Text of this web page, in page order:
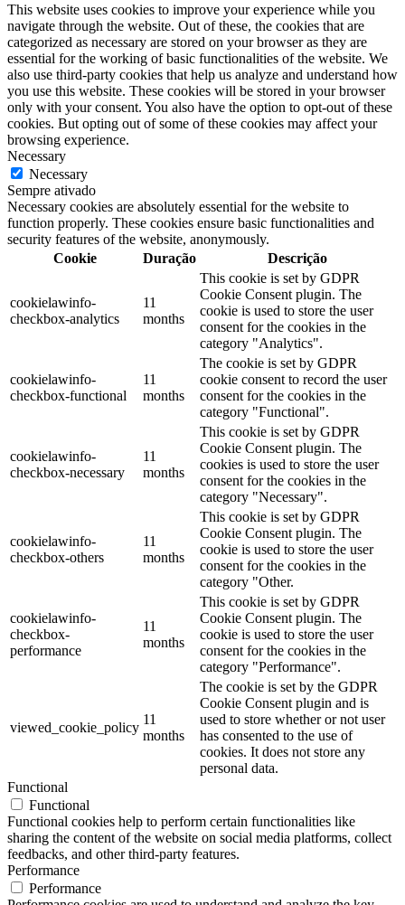
This website uses cookies to improve your experience while you
navigate through the website. Out of these, the cookies that are
categorized as necessary are stored on your browser as they are
essential for the working of basic functionalities of the website. We
also use third-party cookies that help us analyze and understand how
you use this website. These cookies will be stored in your browser
only with your consent. You also have the option to opt-out of these
cookies. But opting out of some of these cookies may affect your
browsing experience.
Necessary
Necessary
Sempre ativado
Necessary cookies are absolutely essential for the website to
function properly. These cookies ensure basic functionalities and
security features of the website, anonymously.
Cookie
Duração Descrição
cookielawinfo-
checkbox-analytics
11
months
This cookie is set by GDPR
Cookie Consent plugin. The
cookie is used to store the user
consent for the cookies in the
category "Analytics".
cookielawinfo-
checkbox-functional
11
months
The cookie is set by GDPR
cookie consent to record the user
consent for the cookies in the
category "Functional".
cookielawinfo-
checkbox-necessary
11
months
This cookie is set by GDPR
Cookie Consent plugin. The
cookies is used to store the user
consent for the cookies in the
category "Necessary".
cookielawinfo-
checkbox-others
11
months
This cookie is set by GDPR
Cookie Consent plugin. The
cookie is used to store the user
consent for the cookies in the
category "Other.
cookielawinfo-
checkbox-
performance
11
months
This cookie is set by GDPR
Cookie Consent plugin. The
cookie is used to store the user
consent for the cookies in the
category "Performance".
viewed_cookie_policy
11
months
The cookie is set by the GDPR
Cookie Consent plugin and is
used to store whether or not user
has consented to the use of
cookies. It does not store any
personal data.
Functional
Functional
Functional cookies help to perform certain functionalities like
sharing the content of the website on social media platforms, collect
feedbacks, and other third-party features.
Performance
Performance